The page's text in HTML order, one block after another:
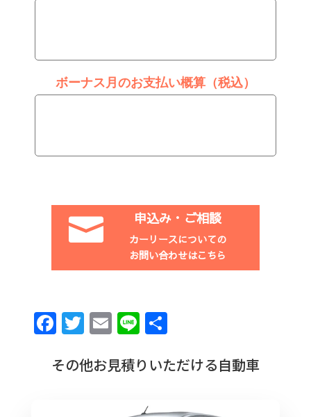
ボーナス月のお支払い概算（税込）
 申込み・ご相談
カーリースについての
お問い合わせはこちら
F
c
T
it
E
ai
Li
e
共
その他お見積りいただける自動車